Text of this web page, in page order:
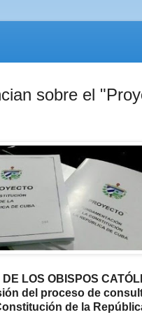
sobre el
LOS OBISPOS
del proceso de
de la